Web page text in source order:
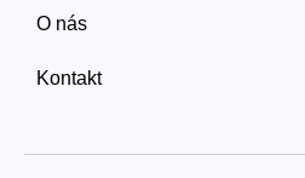
O nás
Kontakt